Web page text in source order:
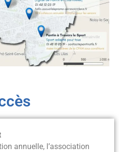
annuelle, l’association